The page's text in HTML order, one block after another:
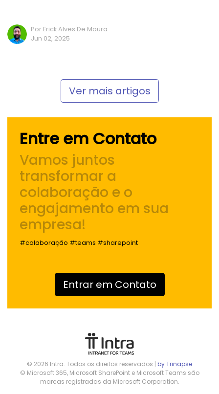
Por Erick Alves De Moura
Jun 02, 2025
Ver mais artigos
Entre em Contato
Vamos juntos
transformar a
colaboração e o
engajamento em sua
empresa!
#colaboração #teams #sharepoint
Entrar em Contato
© 2026 Intra. Todos os direitos reservados | by Trinapse
© Microsoft 365, Microsoft SharePoint e Microsoft Teams são
marcas registradas da Microsoft Corporation.